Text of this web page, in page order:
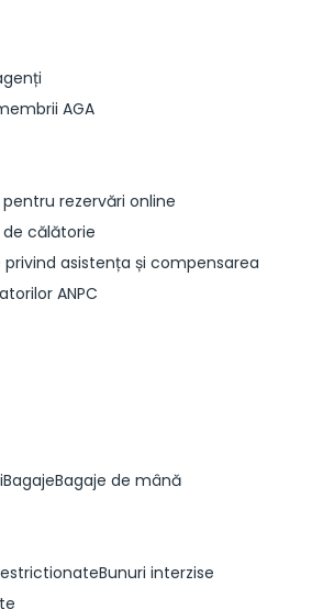
AGA
rezervări online
călătorie
asistența și compensarea
ANPC
de mână
interzise